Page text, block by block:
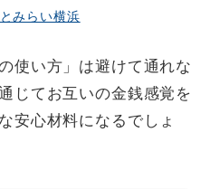
みらい横浜
使い方」は避けて通れな
じてお互いの金銭感覚を
安心材料になるでしょ